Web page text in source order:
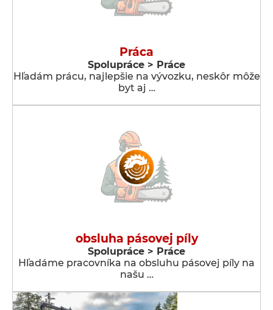
Práca
Spolupráce > Práce
Hľadám prácu, najlepšie na vývozku, neskôr môže
byt aj …
obsluha pásovej píly
Spolupráce > Práce
Hľadáme pracovníka na obsluhu pásovej píly na
našu …